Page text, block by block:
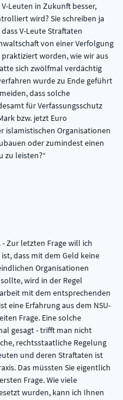
Leuten in Zukunft besser,
wird? Sie schreiben ja
V-Leute Straftaten
von einer Verfolgung
worden, wie wir aus
sich zwölfmal verdächtig
wurde zu Ende geführt
dass solche
für Verfassungsschutz
bzw. jetzt Euro
islamistischen Organisationen
oder zumindest einen
zu leisten?
Zur letzten Frage will ich
dass mit dem Geld keine
Organisationen
wird in der Regel
mit dem entsprechenden
eine Erfahrung aus dem NSU-
Frage. Eine solche
gesagt - trifft man nicht
rechtsstaatliche Regelung
und deren Straftaten ist
Das müssten Sie eigentlich
Frage. Wie viele
wurden, kann ich Ihnen